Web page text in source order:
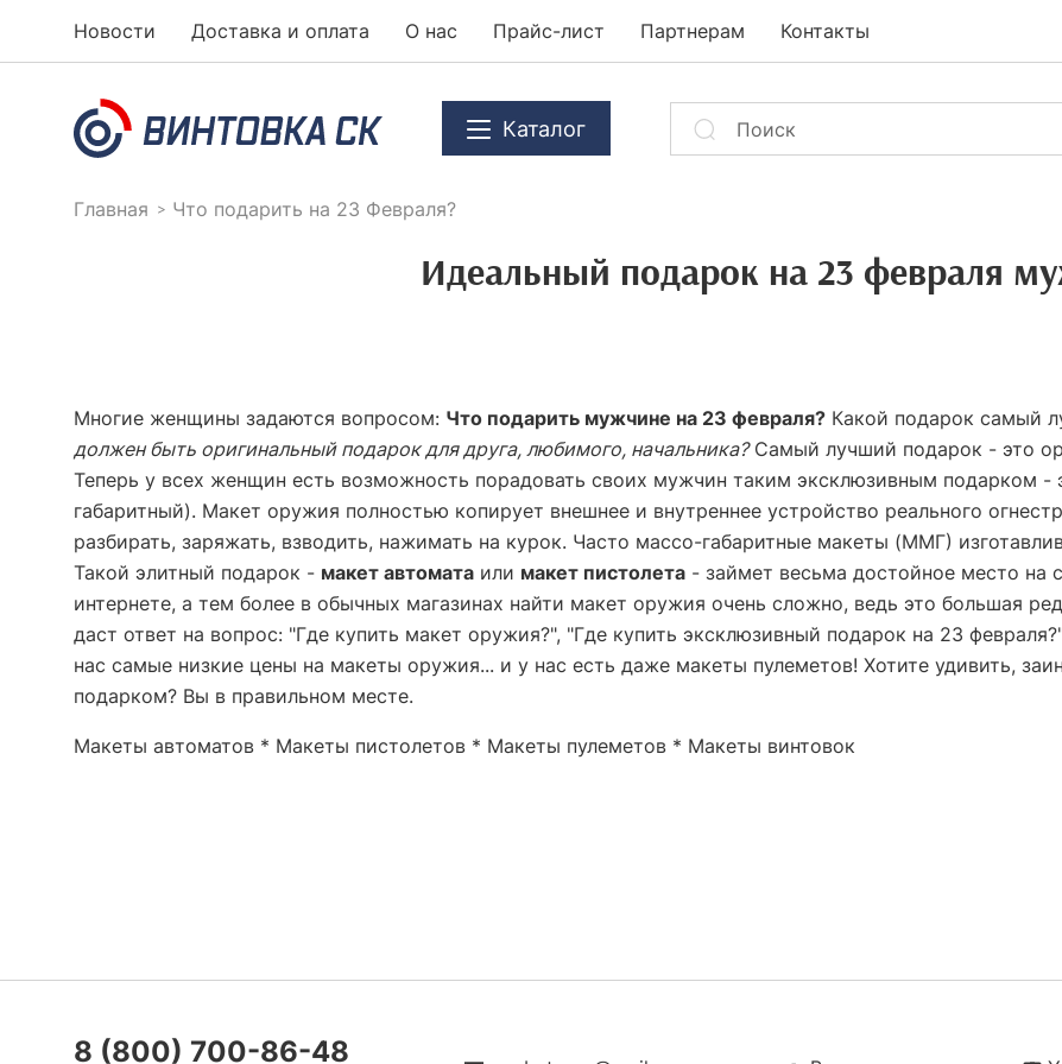
Новости Доставка и оплата О нас Прайс-лист Партнерам Контакты
Каталог
Главная Что подарить на 23 Февраля?
Идеальный подарок на 23 февраля
Многие женщины задаются вопросом: Что подарить мужчине на 23 февраля? Какой подарок самый
должен быть оригинальный подарок для друга, любимого, начальника?Самый лучший подарок - это
Теперь у всех женщин есть возможность порадовать своих мужчин таким эксклюзивным
габаритный). Макет оружия полностью копирует внешнее и внутреннее устройство реального
разбирать, заряжать, взводить, нажимать на курок. Часто массо-габаритные макеты (ММГ)
Такой элитный подарок - макет автомата или макет пистолета - займет весьма достойное место
интернете, а тем более в обычных магазинах найти макет оружия очень сложно, ведь это большая
даст ответ на вопрос: "Где купить макет оружия?", "Где купить эксклюзивный подарок на 23
нас самые низкие цены на макеты оружия... и у нас есть даже макеты пулеметов! Хотите удивить,
подарком? Вы в правильном месте.
Макеты автоматов * Макеты пистолетов * Макеты пулеметов * Макеты винтовок
8 (800) 700-86-48